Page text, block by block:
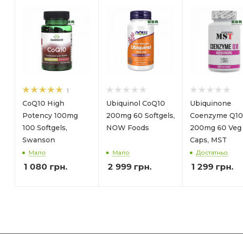
1
CoQ10 High
Potency 100mg
100 Softgels,
Swanson
Мало
1 080 грн.
Ubiquinol CoQ10
200mg 60 Softgels,
NOW Foods
Мало
2 999 грн.
Ubiquinone
Coenzyme Q10
200mg 60 Veg
Caps, MST
Достатньо
1 299 грн.